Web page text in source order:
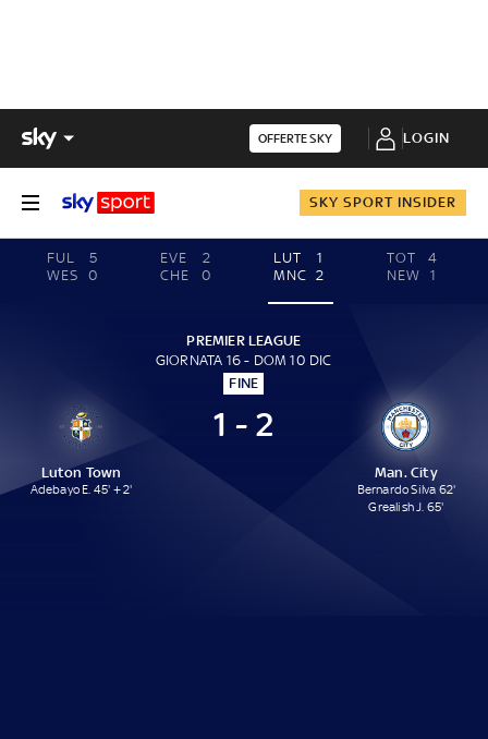
OFFERTE SKY LOGIN
SKY SPORT INSIDER
FUL
5
WES
0
EVE
2
CHE
0
LUT
1
MNC 2
TOT
4
NEW
1
PREMIER LEAGUE
GIORNATA 16 - DOM 10 DIC
FINE
Luton Town
Adebayo E. 45' + 2'
1 - 2
Man. City
Bernardo Silva 62'
Grealish J. 65'